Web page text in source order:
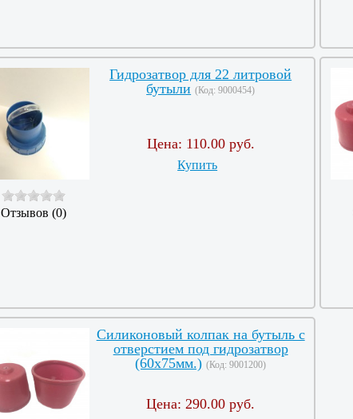
Отзывов (0)
Гидрозатвор для 22 литровой
бутыли (Код:9000454)
Цена: 110.00 руб.
Купить
Силиконовый колпак на бутыль с
отверстием под гидрозатвор
(60х75мм.) (Код:9001200)
Цена: 290.00 руб.